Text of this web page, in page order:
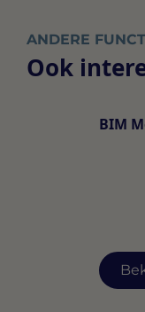
ANDERE
Ook
BIM